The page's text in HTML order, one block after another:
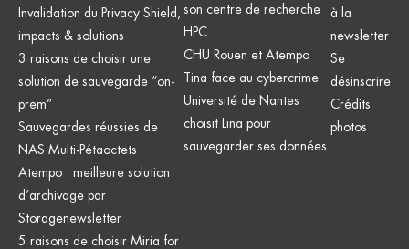
Invalidation du Privacy Shield,
impacts & solutions
3 raisons de choisir une
solution de sauvegarde “on-
prem”
Sauvegardes réussies de
NAS Multi-Pétaoctets
Atempo : meilleure solution
d’archivage par
Storagenewsletter
5 raisons de choisir Miria for
son centre de recherche
HPC
CHU Rouen et Atempo
Tina face au cybercrime
Université de Nantes
choisit Lina pour
sauvegarder ses données
à la
newsletter
Se
désinscrire
Crédits
photos